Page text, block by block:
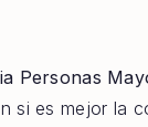
Personas
si es mejor la